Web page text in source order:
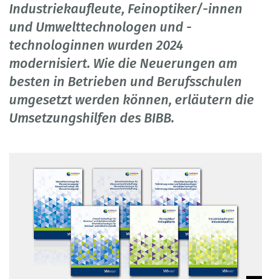
Industriekaufleute, Feinoptiker/-innen
und Umwelttechnologen und -
technologinnen wurden 2024
modernisiert. Wie die Neuerungen am
besten in Betrieben und Berufsschulen
umgesetzt werden können, erläutern die
Umsetzungshilfen des BIBB.